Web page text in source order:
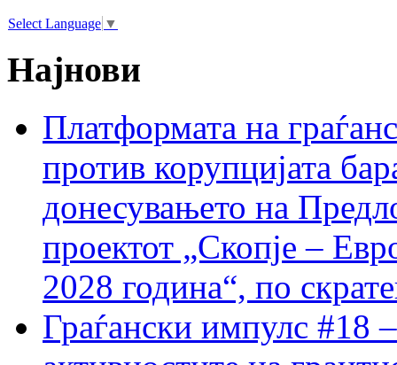
Select Language ▼
Најнови
Платформата на
против корупцијата
донесувањето на
проектот „Скопје –
2028 година“, по
Граѓански импулс #18